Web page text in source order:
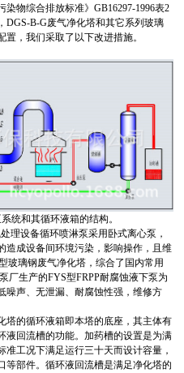
物综合排放标准》GB16297-1996表2
DGS-B-G废气净化塔和其它系列玻璃
，我们采取了以下改进措施。
统和其循环液箱的结构。
理设备循环喷淋泵采用卧式离心泵，
造成设备间环境污染，影响操作，且维
玻璃钢废气净化塔，综合了国内常用
厂生产的FYS型FRPP耐腐蚀液下泵为
噪声、无泄漏、耐腐蚀性强，维修方
塔的循环液箱即本塔的底座，其主体有
液回流槽的功能。加药槽的设置是为满
工况下满足运行三十天而设计容量，
等部件。循环液回流槽是满足净化塔的